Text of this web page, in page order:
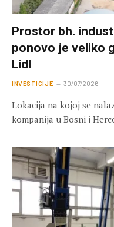
Prostor bh.
ponovo je veliko
Lidl
INVESTICIJE 30/07/2026
Lokacija na kojoj se
kompanija u Bosni i